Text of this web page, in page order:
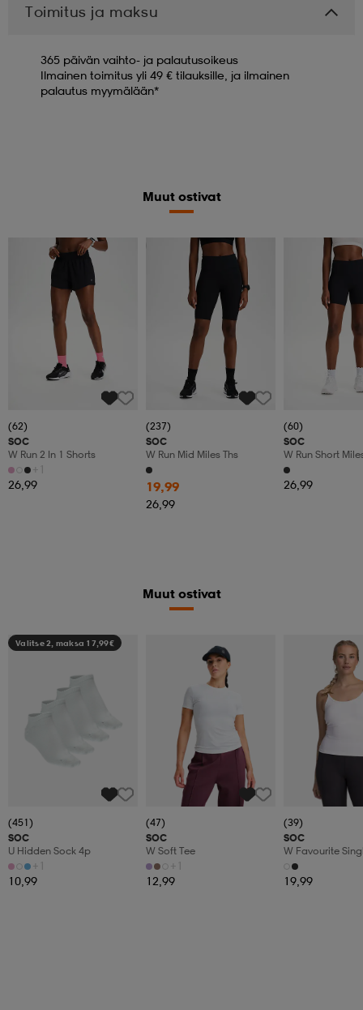
Toimitus ja maksu
365 päivän vaihto- ja palautusoikeus
Ilmainen toimitus yli 49 € tilauksille, ja ilmainen
palautus myymälään*
Muut ostivat
(62)
SOC
W Run 2 In 1 Shorts
+1
26,99
(237)
SOC
W Run Mid Miles Ths
19,99
26,99
(60)
SOC
W Run Short
26,99
Muut ostivat
Valitse 2, maksa 17,99€
(451)
SOC
U Hidden Sock 4p
+1
10,99
(47)
SOC
W Soft Tee
+1
12,99
(39)
SOC
W Favourite
19,99